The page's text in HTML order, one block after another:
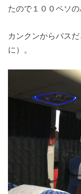
たので１００ペソの
カンクンからバス
に）。